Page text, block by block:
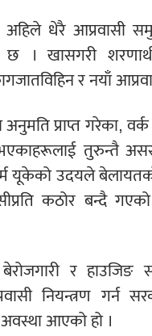
धेरै आप्रवासी
। खासगरी
र नयाँ
अनुमति प्राप्त गरेका,
तुरुन्तै
यूकेको उदयले
कठोर बन्दै
र
नियन्त्रण गर्न
आएको हो ।